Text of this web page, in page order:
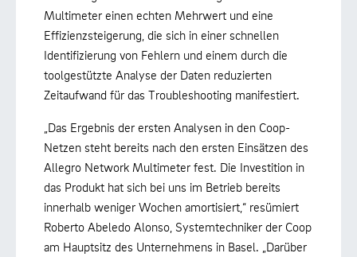
Multimeter einen echten Mehrwert und eine
Effizienzsteigerung, die sich in einer schnellen
Identifizierung von Fehlern und einem durch die
toolgestützte Analyse der Daten reduzierten
Zeitaufwand für das Troubleshooting manifestiert.
„Das Ergebnis der ersten Analysen in den Coop-
Netzen steht bereits nach den ersten Einsätzen des
Allegro Network Multimeter fest. Die Investition in
das Produkt hat sich bei uns im Betrieb bereits
innerhalb weniger Wochen amortisiert,“ resümiert
Roberto Abeledo Alonso, Systemtechniker der Coop
am Hauptsitz des Unternehmens in Basel. „Darüber